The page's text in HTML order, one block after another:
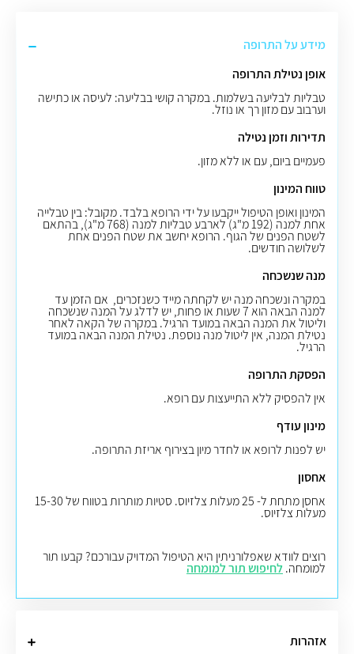
מידע על התרופה
אופן נטילת התרופה
טבליות לבליעה בשלמות. במקרה קושי בבליעה: לעיסה או כתישה
וערבוב עם מזון רך או נוזל.
תדירות וזמן נטילה
פעמיים ביום,עם או ללא מזון.
טווח המינון
המינון ואופן הטיפול ייקבעו על ידי הרופא בלבד. מקובל: בין טבלייה
אחת למנה (192 מ"ג) לארבע טבליות למנה (768 מ"ג), בהתאם
לשטח הפנים של הגוף. הרופא יחשב את שטח הפנים אחת
לשלושה חודשים.
מנה שנשכחה
במקרה ונשכחה מנה יש לקחתה מייד כשנזכרים, אם הזמן עד
למנה הבאה הוא 7 שעות או פחות, יש לדלג על המנה שנשכחה
וליטול את המנה הבאה במועד הרגיל. במקרה של הקאה לאחר
נטילת המנה, אין ליטול מנה נוספת. נטילת המנה הבאה במועד
הרגיל.
הפסקת התרופה
אין להפסיק ללא התייעצות עם רופא.
מינון עודף
יש לפנות לרופא או לחדר מיון בצירוף אריזת התרופה.
אחסון
אחסן מתחת ל- 25 מעלות צלזיוס.
סטיות מותרות בטווח של 15-30
מעלות צלזיוס.
רוצים לוודא שאפלורניתין היא הטיפול המדויק עבורכם? קבעו תור
למומחה.לחיפוש תור למומחה
אזהרות